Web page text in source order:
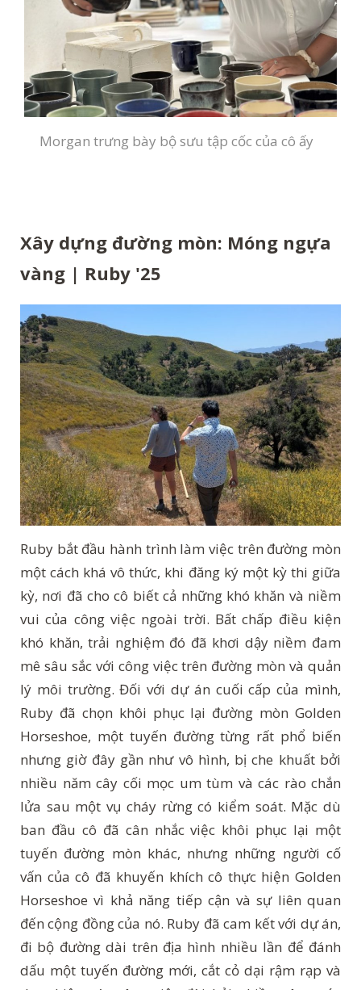
Morgan trưng bày bộ sưu tập cốc của cô ấy
Xây dựng đường mòn: Móng ngựa
vàng | Ruby '25
Ruby bắt đầu hành trình làm việc trên đường mòn
một cách khá vô thức, khi đăng ký một kỳ thi giữa
kỳ, nơi đã cho cô biết cả những khó khăn và niềm
vui của công việc ngoài trời. Bất chấp điều kiện
khó khăn, trải nghiệm đó đã khơi dậy niềm đam
mê sâu sắc với công việc trên đường mòn và quản
lý môi trường. Đối với dự án cuối cấp của mình,
Ruby đã chọn khôi phục lại đường mòn Golden
Horseshoe, một tuyến đường từng rất phổ biến
nhưng giờ đây gần như vô hình, bị che khuất bởi
nhiều năm cây cối mọc um tùm và các rào chắn
lửa sau một vụ cháy rừng có kiểm soát. Mặc dù
ban đầu cô đã cân nhắc việc khôi phục lại một
tuyến đường mòn khác, nhưng những người cố
vấn của cô đã khuyến khích cô thực hiện Golden
Horseshoe vì khả năng tiếp cận và sự liên quan
đến cộng đồng của nó. Ruby đã cam kết với dự án,
đi bộ đường dài trên địa hình nhiều lần để đánh
dấu một tuyến đường mới, cắt cỏ dại rậm rạp và